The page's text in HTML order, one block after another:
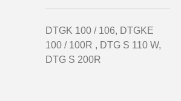
DTGK 100 / 106, DTGKE
100 / 100R , DTG S 110 W,
DTG S 200R